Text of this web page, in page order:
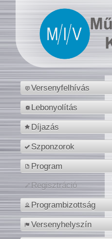
Versenyfelhívás
Lebonyolítás
Díjazás
Szponzorok
Program
Regisztráció
Programbizottság
Versenyhelyszín